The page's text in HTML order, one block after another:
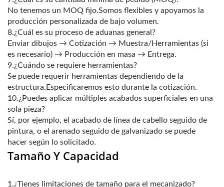
No tenemos un MOQ fijo.Somos flexibles y apoyamos la
producción personalizada de bajo volumen.
8.¿Cuál es su proceso de aduanas general?
Enviar dibujos → Cotización → Muestra/Herramientas (si
es necesario) → Producción en masa → Entrega.
9.¿Cuándo se requiere herramientas?
Se puede requerir herramientas dependiendo de la
estructura.Especificaremos esto durante la cotización.
10.¿Puedes aplicar múltiples acabados superficiales en una
sola pieza?
Sí, por ejemplo, el acabado de línea de cabello seguido de
pintura, o el arenado seguido de galvanizado se puede
hacer según lo solicitado.
Tamaño Y Capacidad
1.¿Tienes limitaciones de tamaño para el mecanizado?